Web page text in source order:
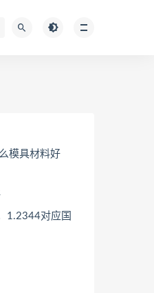
模具材料好
1.2344对应国